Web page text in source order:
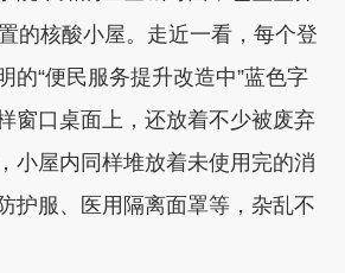
的核酸小屋。走近一看，每个登
的“便民服务提升改造中”蓝色字
窗口桌面上，还放着不少被废弃
小屋内同样堆放着未使用完的消
护服、医用隔离面罩等，杂乱不